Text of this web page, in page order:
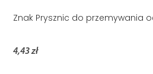
Znak Prysznic do przemywania
4,43 zł